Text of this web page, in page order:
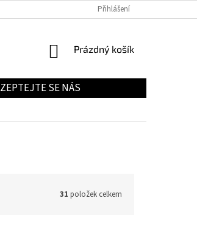
Přihlášení
NÁKUPNÍ
Prázdný košík
ZEPTEJTE SE NÁS
31 položek celkem